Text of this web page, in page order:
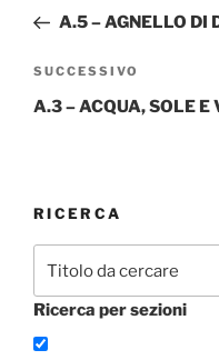
precedente:
A.5 – AGNELLO DI
Articolo
successivo
SUCCESSIVO
A.3 – ACQUA, SOLE E
RICERCA
Ricerca per sezioni